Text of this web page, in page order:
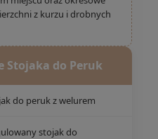
z kurzu i drobnych
Stojaka do Peruk
do peruk z welurem
stojak do